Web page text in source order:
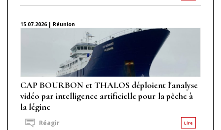
15.07.2026 | Réunion
CAP BOURBON et THALOS déploient l'analyse
vidéo par intelligence artificielle pour la pêche à
la légine
Lire
Réagir